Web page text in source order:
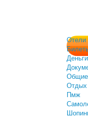
Отели
Деньги
Общие
Отдых
Пмж